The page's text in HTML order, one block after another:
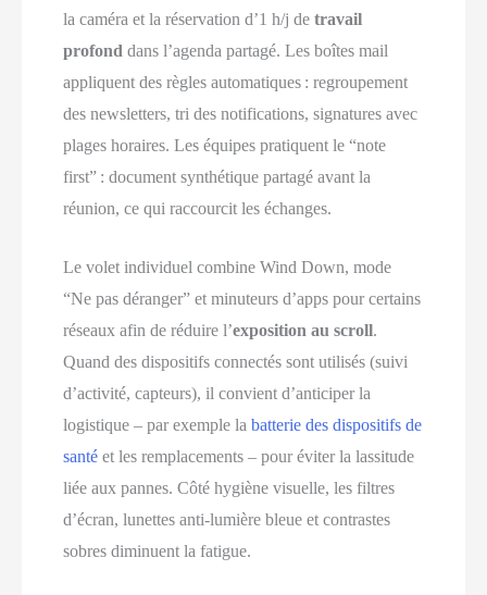
la caméra et la réservation d’1 h/j detravail
profond dans l’agenda partagé. Les boîtes mail
appliquent des règles automatiques : regroupement
des newsletters, tri des notifications, signatures avec
plages horaires. Les équipes pratiquent le “note
first” : document synthétique partagé avant la
réunion, ce qui raccourcit les échanges.
Le volet individuel combine Wind Down, mode
“Ne pas déranger” et minuteurs d’apps pour certains
réseaux afin de réduire l’exposition au scroll.
Quand des dispositifs connectés sont utilisés (suivi
d’activité, capteurs), il convient d’anticiper la
logistique – par exemple labatterie des dispositifs de
santé et les remplacements – pour éviter la lassitude
liée aux pannes. Côté hygiène visuelle, les filtres
d’écran, lunettes anti-lumière bleue et contrastes
sobres diminuent la fatigue.